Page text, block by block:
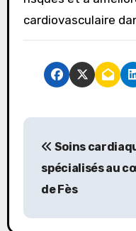
cardiovasculaire
P
t
Soins
spécialisés au
de Fès